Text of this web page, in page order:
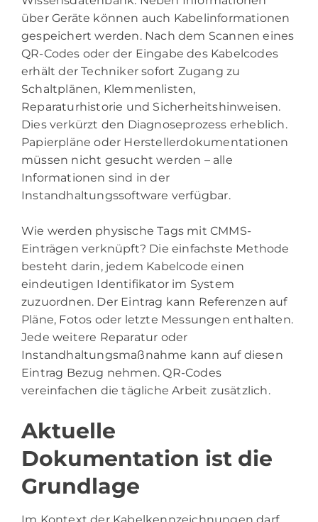
über Geräte können auch Kabelinformationen
gespeichert werden. Nach dem Scannen eines
QR-Codes oder der Eingabe des Kabelcodes
erhält der Techniker sofort Zugang zu
Schaltplänen, Klemmenlisten,
Reparaturhistorie und Sicherheitshinweisen.
Dies verkürzt den Diagnoseprozess erheblich.
Papierpläne oder Herstellerdokumentationen
müssen nicht gesucht werden – alle
Informationen sind in der
Instandhaltungssoftware verfügbar.
Wie werden physische Tags mit CMMS-
Einträgen verknüpft? Die einfachste Methode
besteht darin, jedem Kabelcode einen
eindeutigen Identifikator im System
zuzuordnen. Der Eintrag kann Referenzen auf
Pläne, Fotos oder letzte Messungen enthalten.
Jede weitere Reparatur oder
Instandhaltungsmaßnahme kann auf diesen
Eintrag Bezug nehmen. QR-Codes
vereinfachen die tägliche Arbeit zusätzlich.
Aktuelle
Dokumentation ist die
Grundlage
Im Kontext der Kabelkennzeichnungen darf